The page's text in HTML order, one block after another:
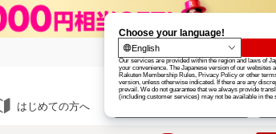
楽天グループ
はじめての方へ